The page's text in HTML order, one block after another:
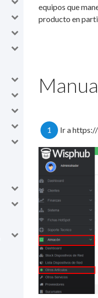
equipos que
producto en
1 Ir a